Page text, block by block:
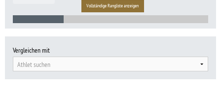
Vollständige Rangliste anzeigen
Vergleichen mit
Athlet suchen